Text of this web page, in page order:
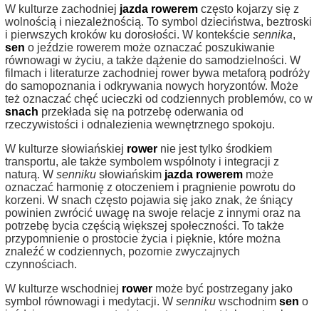
W kulturze zachodniej jazda rowerem często kojarzy się z
wolnością i niezależnością. To symbol dzieciństwa, beztroski
i pierwszych kroków ku dorosłości. W kontekście sennika,
sen o jeździe rowerem może oznaczać poszukiwanie
równowagi w życiu, a także dążenie do samodzielności. W
filmach i literaturze zachodniej rower bywa metaforą podróży
do samopoznania i odkrywania nowych horyzontów. Może
też oznaczać chęć ucieczki od codziennych problemów, co w
snach przekłada się na potrzebę oderwania od
rzeczywistości i odnalezienia wewnętrznego spokoju.
W kulturze słowiańskiej rower nie jest tylko środkiem
transportu, ale także symbolem wspólnoty i integracji z
naturą. W senniku słowiańskim jazda rowerem może
oznaczać harmonię z otoczeniem i pragnienie powrotu do
korzeni. W snach często pojawia się jako znak, że śniący
powinien zwrócić uwagę na swoje relacje z innymi oraz na
potrzebę bycia częścią większej społeczności. To także
przypomnienie o prostocie życia i pięknie, które można
znaleźć w codziennych, pozornie zwyczajnych
czynnościach.
W kulturze wschodniej rower może być postrzegany jako
symbol równowagi i medytacji. W senniku wschodnim sen o